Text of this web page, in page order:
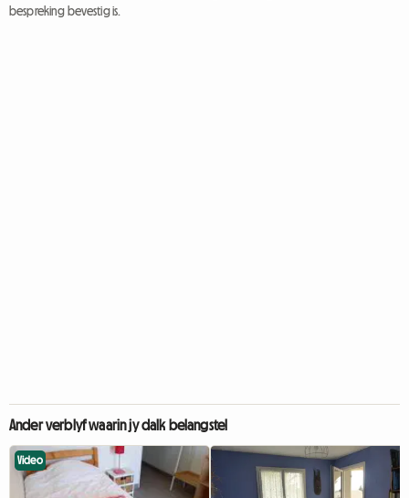
bespreking bevestig is.
Ander verblyf waarin jy dalk belangstel
Video